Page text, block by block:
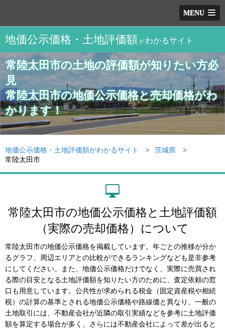
MENU
地価公示価格・土地評価額が わかるサイト
常陸太田市の土地の評価額が知りたい方必
見
常陸太田市の地価公示価格と売却価格がわ
かります！
地価公示価格・土地評価額がわかるサイト
茨城県
常陸太田市
常陸太田市の地価公示価格と土地評価額
（実際の売却価格）について
常陸太田市の地価公示価格を掲載しています。年ごとの推移が分か
るグラフ、周辺エリアとの比較ができるランキングなども是非参考
にしてください。また、地価公示価格だけでなく、実際に売買され
る際の目安となる土地評価額を知りたい方のために、査定依頼の窓
口も用意しています。公共性が求められる税金（固定資産税や相続
税）の計算の基準とされる地価公示価格や路線価と異なり、一般の
土地取引には、不動産会社が近隣の取引実績などを参考に土地評価
額を算定する場合が多く、さらには不動産会社によって差が出ると